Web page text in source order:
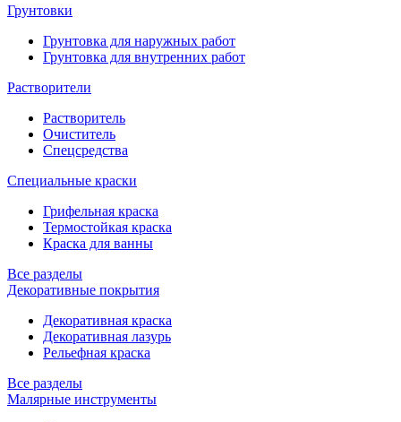
Грунтовки
Грунтовка для наружных работ
Грунтовка для внутренних работ
Растворители
Растворитель
Очиститель
Спецсредства
Специальные краски
Грифельная краска
Термостойкая краска
Краска для ванны
Все разделы
Декоративные покрытия
Декоративная краска
Декоративная лазурь
Рельефная краска
Все разделы
Малярные инструменты